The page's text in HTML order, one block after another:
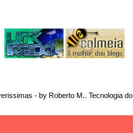
- by Roberto M.. Tecnologia do